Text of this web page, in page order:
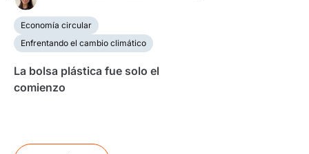
Economía circular
Enfrentando el cambio climático
La bolsa plástica fue solo el
comienzo